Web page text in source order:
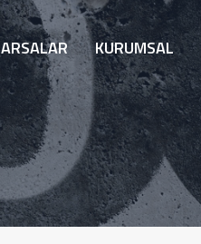
ARSALAR KURUMSAL